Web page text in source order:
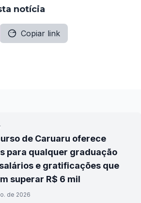
notícia
Copiar link
de Caruaru oferece
para qualquer graduação
e gratificações que
superar R$ 6 mil
de 2026